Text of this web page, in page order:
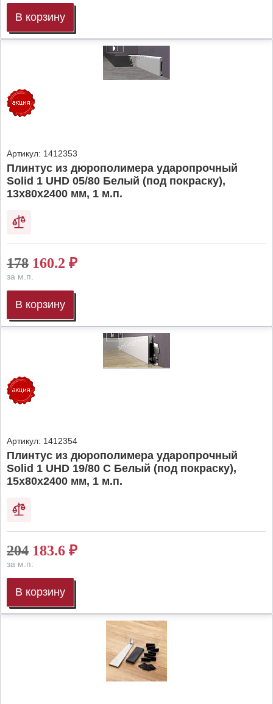
В корзину
Артикул: 1412353
Плинтус из дюрополимера ударопрочный
Solid 1 UHD 05/80 Белый (под покраску),
13х80х2400 мм, 1 м.п.
178 160.2 ₽
за м.п.
В корзину
Артикул: 1412354
Плинтус из дюрополимера ударопрочный
Solid 1 UHD 19/80 C Белый (под покраску),
15х80х2400 мм, 1 м.п.
204 183.6 ₽
за м.п.
В корзину